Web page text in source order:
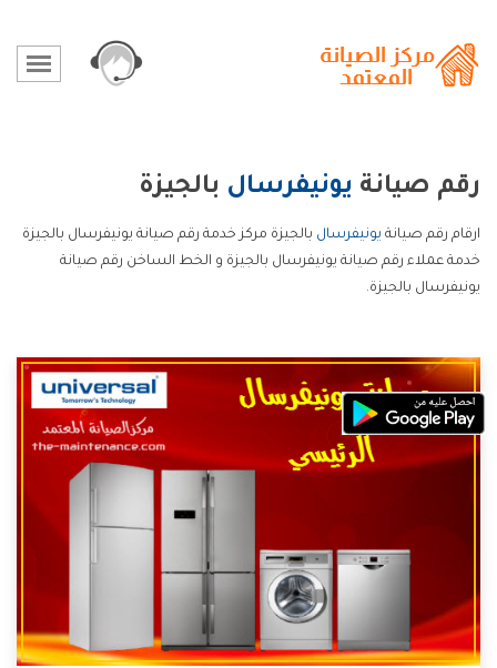
رقم صيانة يونيفرسال بالجيزة
ارقام رقم صيانة يونيفرسال بالجيزة مركز خدمة رقم صيانة يونيفرسال بالجيزة
خدمة عملاء رقم صيانة يونيفرسال بالجيزة و الخط الساخن رقم صيانة
يونيفرسال بالجيزة.